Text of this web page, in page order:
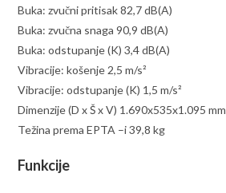
Buka: zvučni pritisak 82,7 dB(A)
Buka: zvučna snaga 90,9 dB(A)
Buka: odstupanje (K) 3,4 dB(A)
Vibracije: košenje 2,5 m/s²
Vibracije: odstupanje (K) 1,5 m/s²
Dimenzije (D x Š x V) 1.690x535x1.095 mm
Težina prema EPTA –i 39,8 kg
Funkcije